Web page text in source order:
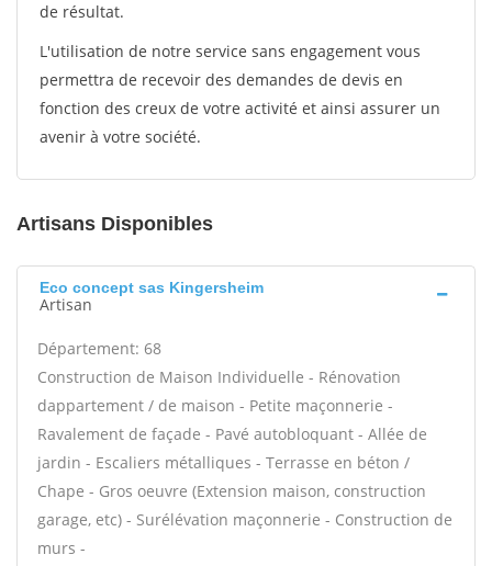
de résultat.
L'utilisation de notre service sans engagement vous
permettra de recevoir des demandes de devis en
fonction des creux de votre activité et ainsi assurer un
avenir à votre société.
Artisans Disponibles
Eco concept sas Kingersheim
Artisan
Département: 68
Construction de Maison Individuelle - Rénovation
dappartement / de maison - Petite maçonnerie -
Ravalement de façade - Pavé autobloquant - Allée de
jardin - Escaliers métalliques - Terrasse en béton /
Chape - Gros oeuvre (Extension maison, construction
garage, etc) - Surélévation maçonnerie - Construction de
murs -